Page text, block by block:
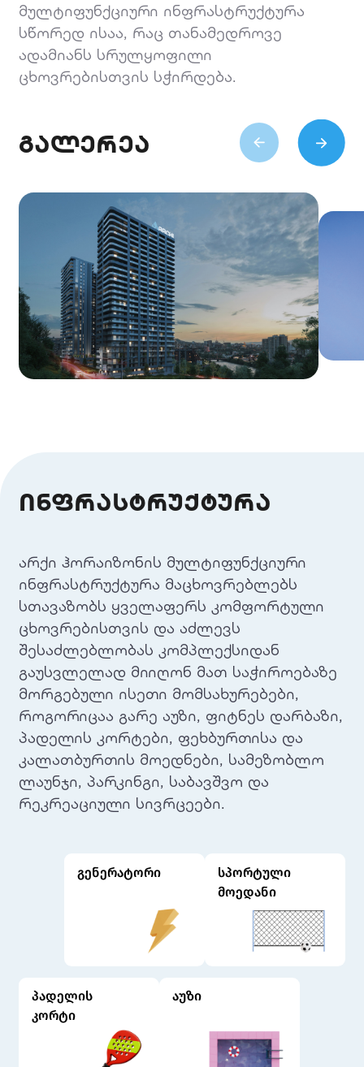
მულტიფუნქციური ინფრასტრუქტურა
სწორედ ისაა, რაც თანამედროვე
ადამიანს სრულყოფილი
ცხოვრებისთვის სჭირდება.
გალერეა
ინფრასტრუქტურა
არქი ჰორაიზონის მულტიფუნქციური
ინფრასტრუქტურა მაცხოვრებლებს
სთავაზობს ყველაფერს კომფორტული
ცხოვრებისთვის და აძლევს
შესაძლებლობას კომპლექსიდან
გაუსვლელად მიიღონ მათ საჭიროებაზე
მორგებული ისეთი მომსახურებები,
როგორიცაა გარე აუზი, ფიტნეს დარბაზი,
პადელის კორტები, ფეხბურთისა და
კალათბურთის მოედნები, სამეზობლო
ლაუნჯი, პარკინგი, საბავშვო და
რეკრეაციული სივრცეები.
გენერატორი
სპორტული
მოედანი
პადელის
კორტი
აუზი